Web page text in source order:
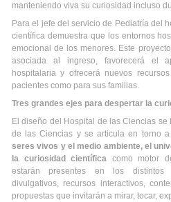
manteniendo viva su curiosidad incluso
Para el jefe del servicio de Pediatría del
científica demuestra que los entornos
emocional de los menores. Este
asociada al ingreso, favorecerá el
hospitalaria y ofrecerá nuevos
pacientes como para sus familias.
Tres grandes ejes para despertar la
El diseño del Hospital de las Ciencias
de las Ciencias y se articula en torno
seres vivos y el medio ambiente, el
la curiosidad científica como motor
estarán presentes en los distintos
divulgativos, recursos interactivos,
propuestas que invitarán a mirar, tocar,